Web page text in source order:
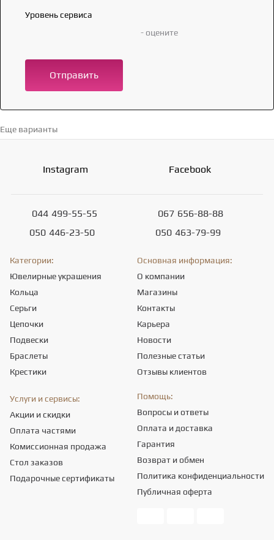
Уровень сервиса
- оцените
Отправить
Еще варианты
Instagram Facebook
044 499-55-55
050 446-23-50
067 656-88-88
050 463-79-99
Категории:
Ювелирные украшения
Кольца
Серьги
Цепочки
Подвески
Браслеты
Крестики
Основная информация:
О компании
Магазины
Контакты
Карьера
Новости
Полезные статьи
Отзывы клиентов
Услуги и сервисы:
Акции и скидки
Оплата частями
Комиссионная продажа
Стол заказов
Подарочные сертификаты
Помощь:
Вопросы и ответы
Оплата и доставка
Гарантия
Возврат и обмен
Политика конфиденциальности
Публичная оферта